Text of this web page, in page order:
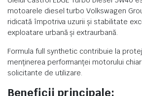
motoarele diesel turbo Volkswagen
ridicată împotriva uzurii și stabilitate
exploatare urbană și extraurbană.
Formula full synthetic contribuie la
menținerea performanței motorului
solicitante de utilizare.
Beneficii principale: